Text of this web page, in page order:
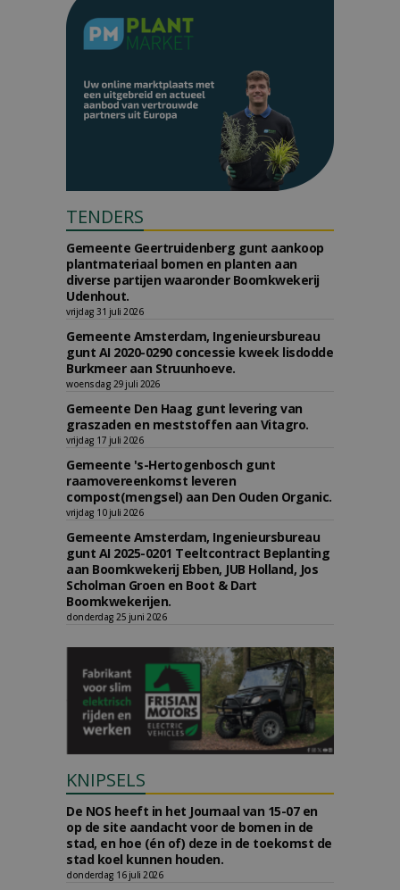
TENDERS
Gemeente Geertruidenberg gunt aankoop
plantmateriaal bomen en planten aan
diverse partijen waaronder Boomkwekerij
Udenhout.
vrijdag 31 juli 2026
Gemeente Amsterdam, Ingenieursbureau
gunt AI 2020-0290 concessie kweek lisdodde
Burkmeer aan Struunhoeve.
woensdag 29 juli 2026
Gemeente Den Haag gunt levering van
graszaden en meststoffen aan Vitagro.
vrijdag 17 juli 2026
Gemeente 's-Hertogenbosch gunt
raamovereenkomst leveren
compost(mengsel) aan Den Ouden Organic.
vrijdag 10 juli 2026
Gemeente Amsterdam, Ingenieursbureau
gunt AI 2025-0201 Teeltcontract Beplanting
aan Boomkwekerij Ebben, JUB Holland, Jos
Scholman Groen en Boot & Dart
Boomkwekerijen.
donderdag 25 juni 2026
KNIPSELS
De NOS heeft in het Journaal van 15-07 en
op de site aandacht voor de bomen in de
stad, en hoe (én of) deze in de toekomst de
stad koel kunnen houden.
donderdag 16 juli 2026